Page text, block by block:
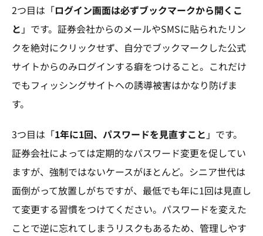
2つ目は「ログイン画面は必ずブックマークから開くこ
と 」です。証券会社からのメールやSMSに貼られたリン
クを絶対にクリックせず、自分でブックマークした公式
サイトからのみログインする癖をつけること。これだけ
でもフィッシングサイトへの誘導被害はかなり防げま
す。
3つ目は「1年に1回、パスワードを見直すこと 」です。
証券会社によっては定期的なパスワード変更を促してい
ますが、強制ではないケースがほとんど。シニア世代は
面倒がって放置しがちですが、最低でも年に1回は見直し
て変更する習慣をつけてください。パスワードを変えた
ことで逆に忘れてしまうリスクもあるため、管理しやす